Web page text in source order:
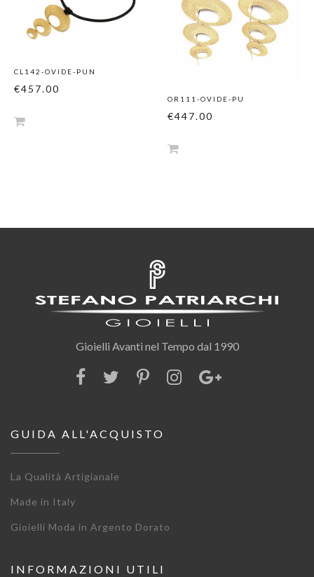
CL142-OVIDE-PUN
€457.00
OR111-OVIDE-PU
€447.00
Gioielli Avanti nel Tempo dal 1990
GUIDA ALL'ACQUISTO
La Qualità Artigianale
Made in Italy
Gioielli Moda in Argento Dorato
INFORMAZIONI UTILI